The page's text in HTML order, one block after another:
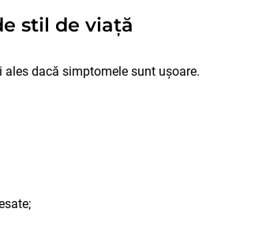
stil de viață
dacă simptomele sunt ușoare.